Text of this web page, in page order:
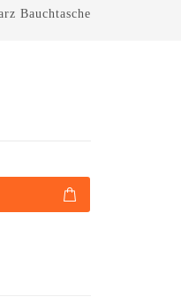
Bauchtasche